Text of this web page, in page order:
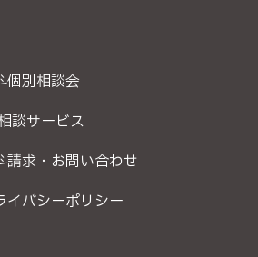
個別相談会
談サービス
請求・お問い合わせ
イバシーポリシー